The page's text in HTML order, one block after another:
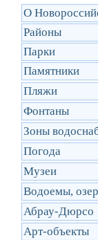
О
Районы
Парки
Памятники
Пляжи
Фонтаны
Зоны
Погода
Музеи
Водоемы,
Абрау-Дюрсо
Арт-объекты